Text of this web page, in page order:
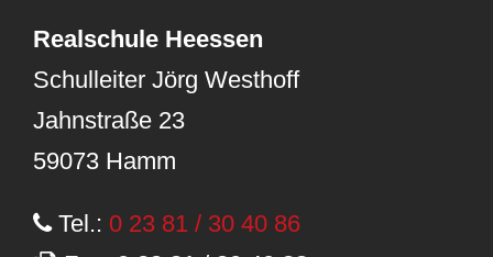
Realschule Heessen
Schulleiter Jörg Westhoff
Jahnstraße 23
59073 Hamm
Tel.: 0 23 81 / 30 40 86